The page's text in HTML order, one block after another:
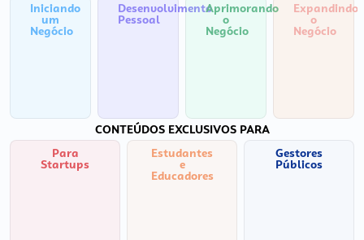
Iniciando
um
Negócio
Desenvolvimento
Pessoal
Aprimorando
o
Negócio
Expandindo
o
Negócio
CONTEÚDOS EXCLUSIVOS PARA
Para
Startups
Estudantes
e
Educadores
Gestores
Públicos